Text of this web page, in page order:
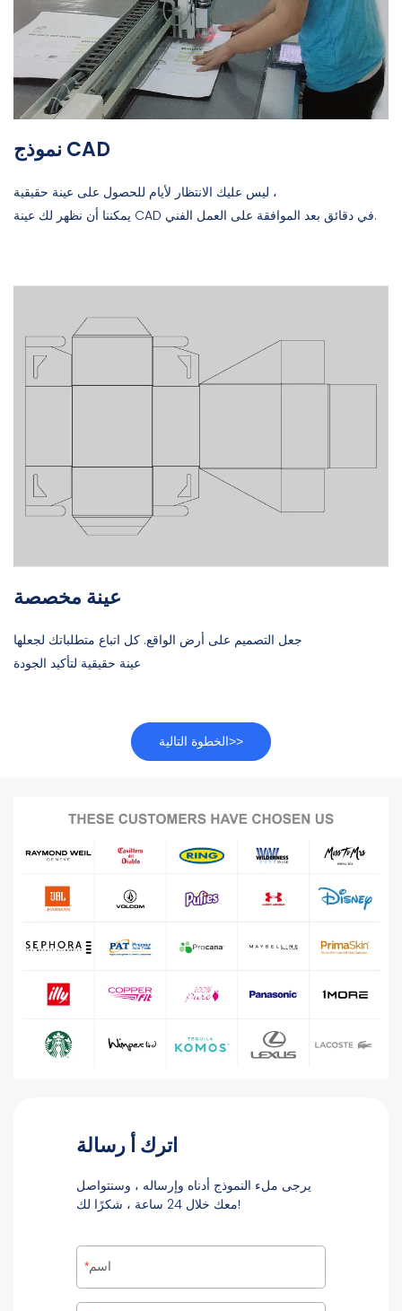
نموذج CAD
ليس عليك الانتظار لأيام للحصول على عينة حقيقية ،
يمكننا أن نظهر لك عينة CAD في دقائق بعد الموافقة على العمل الفني.
عينة مخصصة
جعل التصميم على أرض الواقع. كل اتباع متطلباتك لجعلها
عينة حقيقية لتأكيد الجودة
الخطوة التالية>>
اترك أ رسالة
يرجى ملء النموذج أدناه وإرساله ، وسنتواصل
معك خلال 24 ساعة ، شكرًا لك!
اسم